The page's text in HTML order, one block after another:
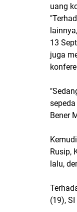
uang
13
juga
Bener
Rusip,
lalu,
(19),